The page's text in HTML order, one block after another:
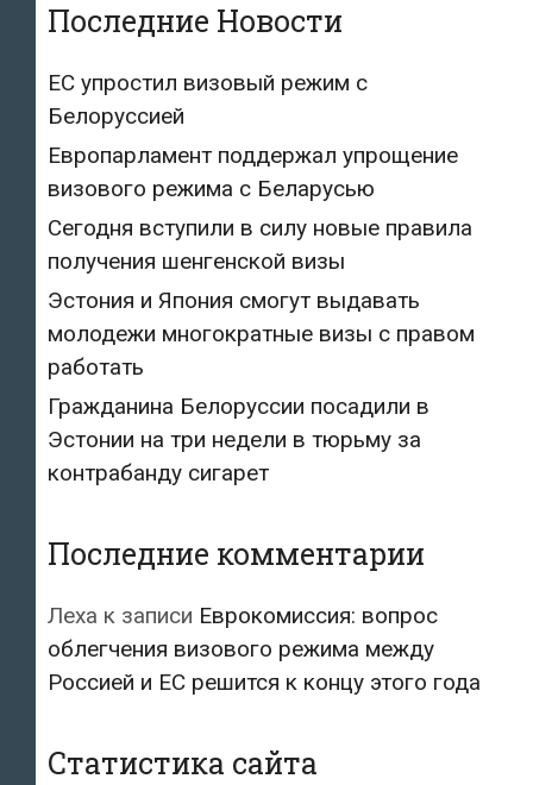
Последние Новости
ЕС упростил визовый режим с
Белоруссией
Европарламент поддержал упрощение
визового режима с Беларусью
Сегодня вступили в силу новые правила
получения шенгенской визы
Эстония и Япония смогут выдавать
молодежи многократные визы с правом
работать
Гражданина Белоруссии посадили в
Эстонии на три недели в тюрьму за
контрабанду сигарет
Последние комментарии
Леха к записи Еврокомиссия: вопрос
облегчения визового режима между
Россией и ЕС решится к концу этого года
Статистика сайта